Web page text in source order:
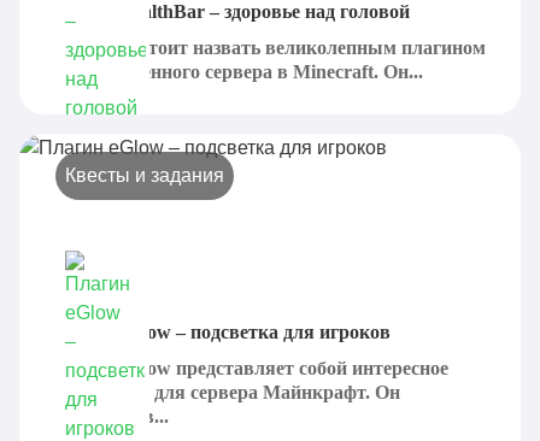
Плагин HealthBar – здоровье над головой
HealthBar стоит назвать великолепным плагином
для собственного сервера в Minecraft. Он...
Квесты и задания
Плагин eGlow – подсветка для игроков
Плагин eGlow представляет собой интересное
дополнение для сервера Майнкрафт. Он
добавляет в...